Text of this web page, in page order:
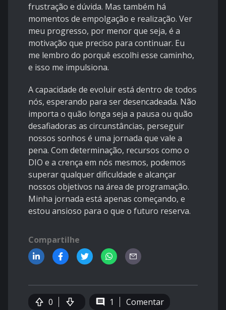
frustração e dúvida. Mas também há
momentos de empolgação e realização. Ver
meu progresso, por menor que seja, é a
motivação que preciso para continuar. Eu
me lembro do porquê escolhi esse caminho,
e isso me impulsiona.
A capacidade de evoluir está dentro de todos
nós, esperando para ser desencadeada. Não
importa o quão longa seja a pausa ou quão
desafiadoras as circunstâncias, perseguir
nossos sonhos é uma jornada que vale a
pena. Com determinação, recursos como o
DIO e a crença em nós mesmos, podemos
superar qualquer dificuldade e alcançar
nossos objetivos na área de programação.
Minha jornada está apenas começando, e
estou ansioso para o que o futuro reserva.
Compartilhe
0 1 Comentar